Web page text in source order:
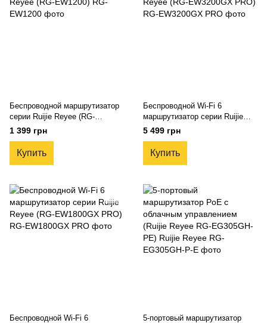
Беспроводной маршрутизатор
серии Ruijie Reyee (RG-
EW1200)
1 399 грн
Купить
Беспроводной Wi-Fi 6
маршрутизатор серии Ruijie
Reyee (RG-EW3200GX PRO)
5 499 грн
Купить
Беспроводной Wi-Fi 6
5-портовый маршрутизатор